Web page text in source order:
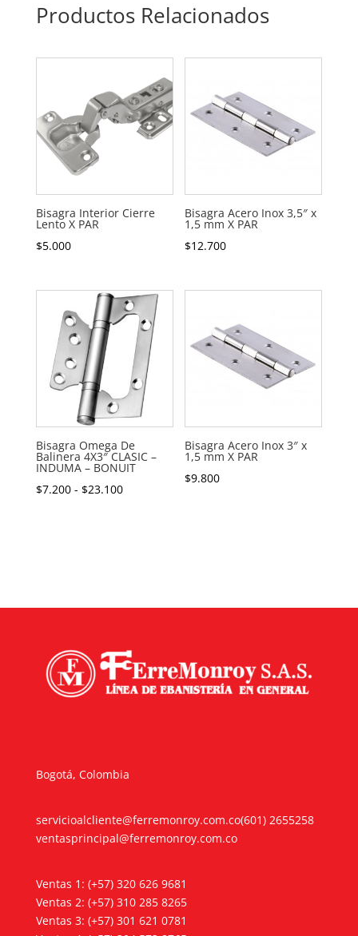
Productos Relacionados
Bisagra Interior Cierre
Lento X PAR
$5.000
Bisagra Acero Inox 3,5″ x
1,5 mm X PAR
$12.700
Bisagra Omega De
Balinera 4X3″ CLASIC –
INDUMA – BONUIT
$7.200 - $23.100Rango
$23.100
Bisagra Acero Inox 3″ x
1,5 mm X PAR
$9.800
Bogotá, Colombia
servicioalcliente@ferremonroy.com.co
ventasprincipal@ferremonroy.com.co
(601) 2655258
Ventas 1: (+57) 320 626 9681
Ventas 2: (+57) 310 285 8265
Ventas 3: (+57) 301 621 0781